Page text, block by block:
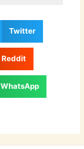
Twitter
Reddit
WhatsApp